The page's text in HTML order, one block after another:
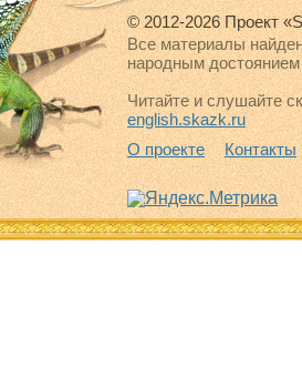
© 2012-2026 Проект
Все материалы
народным достоянием
Читайте и слушайте
english.skazk.ru
О проекте
Контакты